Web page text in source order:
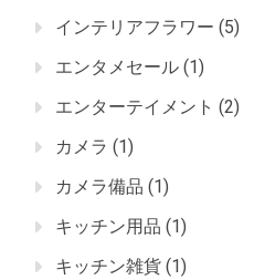
インテリアフラワー (5)
エンタメセール (1)
エンターテイメント (2)
カメラ (1)
カメラ備品 (1)
キッチン用品 (1)
キッチン雑貨 (1)